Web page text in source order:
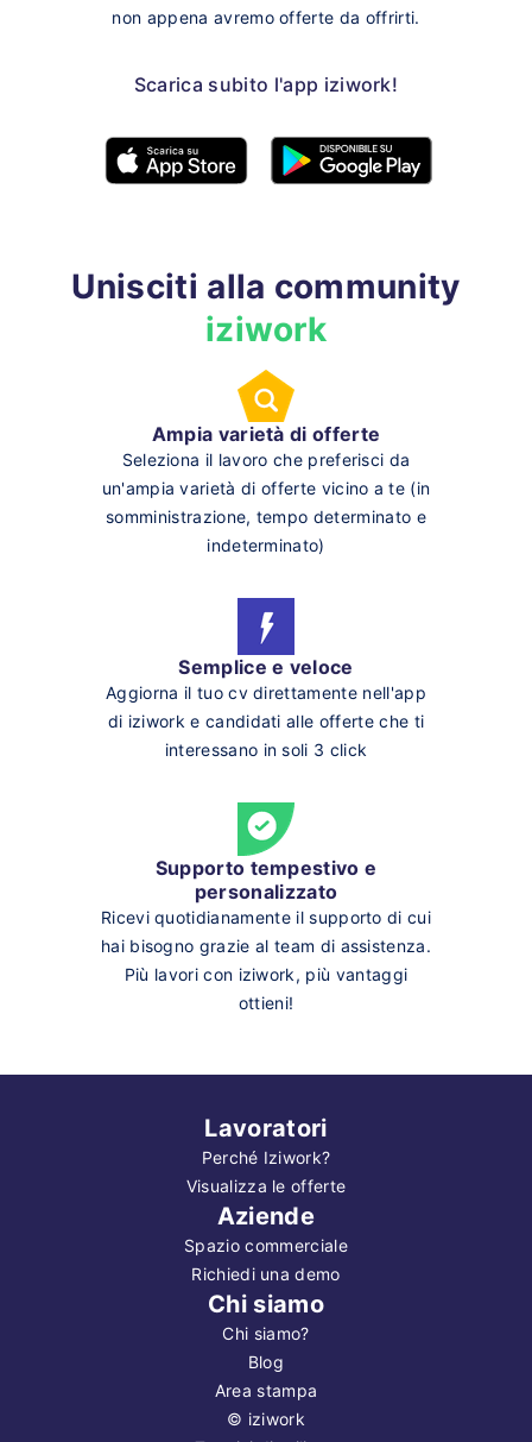
non appena avremo offerte da offrirti.
Scarica subito l'app iziwork!
Unisciti alla community
iziwork
Ampia varietà di offerte
Seleziona il lavoro che preferisci da
un'ampia varietà di offerte vicino a te (in
somministrazione, tempo determinato e
indeterminato)
Semplice e veloce
Aggiorna il tuo cv direttamente nell'app
di iziwork e candidati alle offerte che ti
interessano in soli 3 click
Supporto tempestivo e
personalizzato
Ricevi quotidianamente il supporto di cui
hai bisogno grazie al team di assistenza.
Più lavori con iziwork, più vantaggi
ottieni!
Lavoratori
Perché Iziwork?
Visualizza le offerte
Aziende
Spazio commerciale
Richiedi una demo
Chi siamo
Chi siamo?
Blog
Area stampa
© iziwork